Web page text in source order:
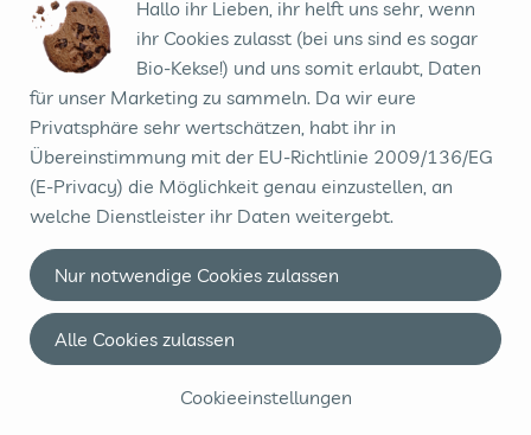
Gesamtpreis:0,00 €
Du hast sicher:
2 EL
Brat- &
Backöl
Auswahl ändern
Backöl - 1l
Artikelanzahl
Hallo ihr Lieben, ihr helft uns sehr, wenn
ihr Cookies zulasst (bei uns sind es sogar
Bio-Kekse!) und uns somit erlaubt, Daten
für unser Marketing zu sammeln. Da wir eure
Privatsphäre sehr wertschätzen, habt ihr in
Übereinstimmung mit der EU-Richtlinie 2009/136/EG
(E-Privacy) die Möglichkeit genau einzustellen, an
welche Dienstleister ihr Daten weitergebt.
Cookieeinstellungen
Nur notwendige Cookies zulassen
Alle Cookies zulassen